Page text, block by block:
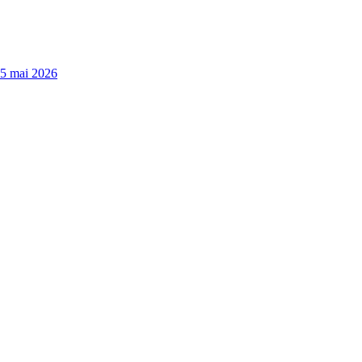
mai 2026